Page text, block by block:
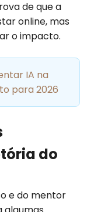
de que a
online, mas
o impacto.
IA na
para 2026
do
e do mentor